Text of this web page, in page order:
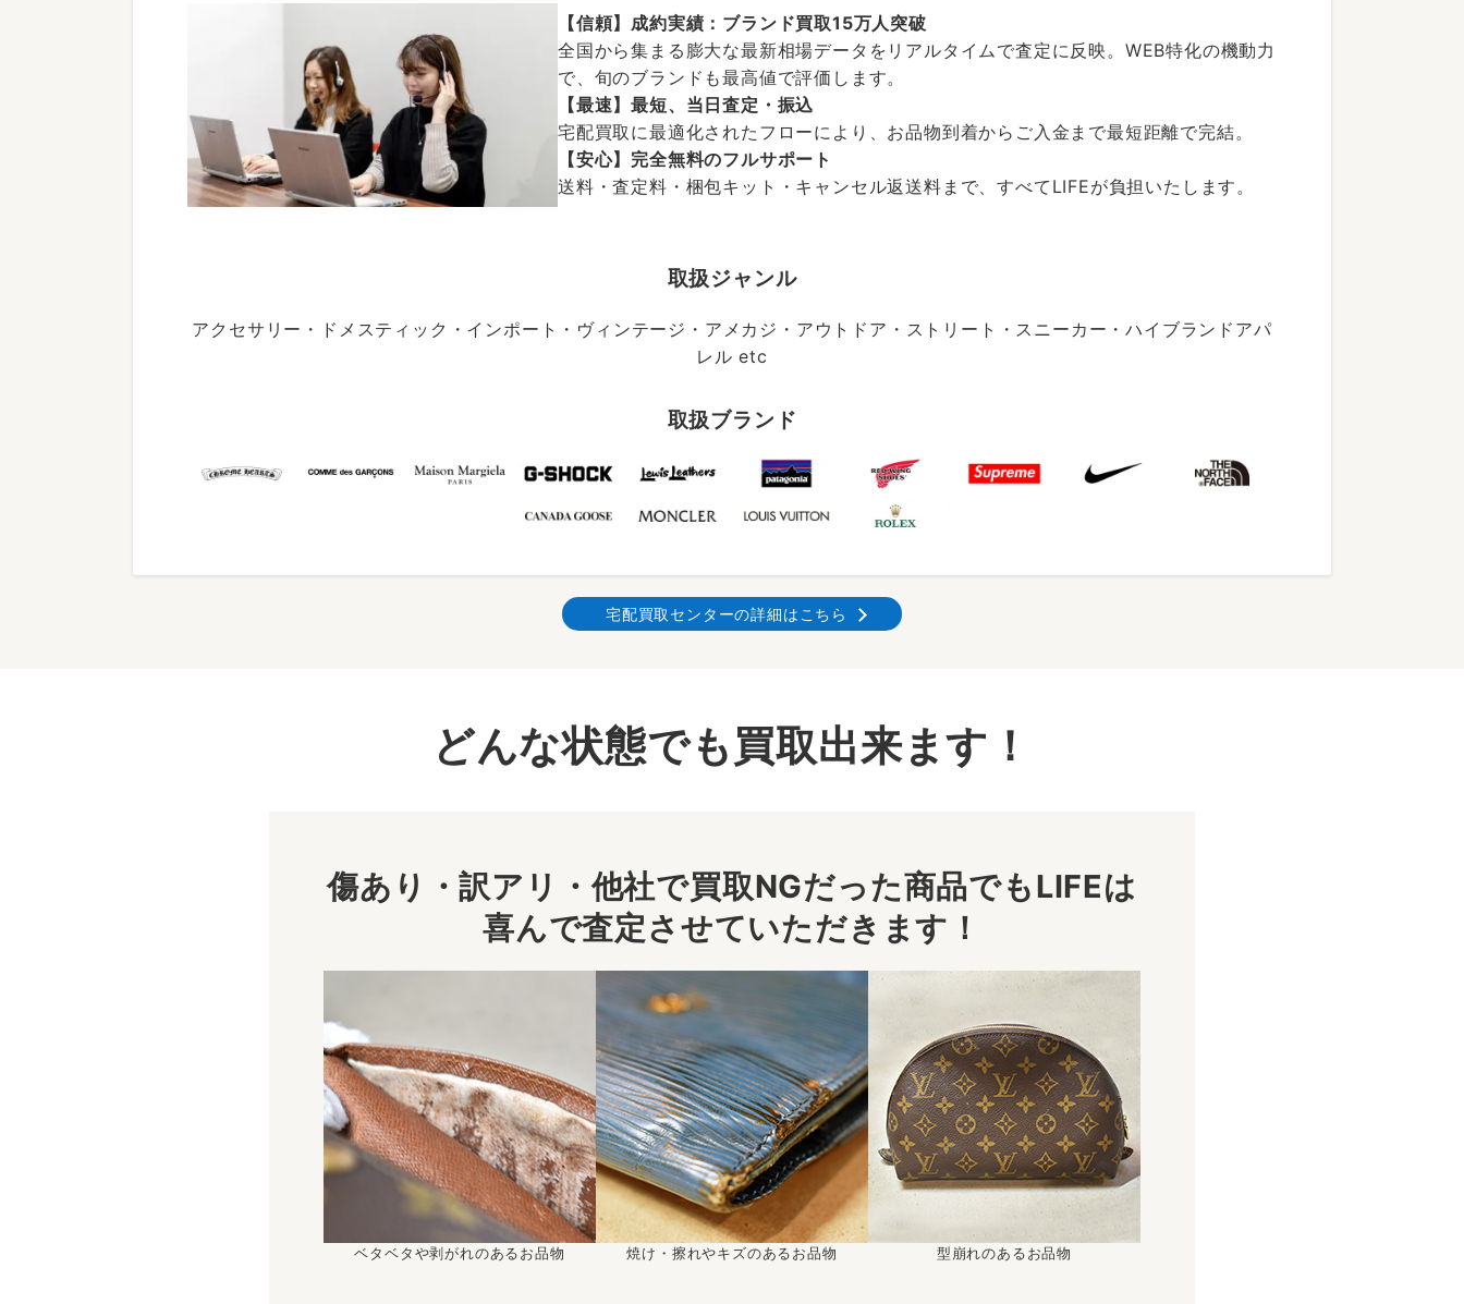
【信頼】成約実績：ブランド買取15万人突破
全国から集まる膨大な最新相場データをリアルタイムで査定に反映。WEB特化の機動力
で、旬のブランドも最高値で評価します。
【最速】最短、当日査定・振込
宅配買取に最適化されたフローにより、お品物到着からご入金まで最短距離で完結。
【安心】完全無料のフルサポート
送料・査定料・梱包キット・キャンセル返送料まで、すべてLIFEが負担いたします。
取扱ジャンル
アクセサリー・ドメスティック・インポート・ヴィンテージ・アメカジ・アウトドア・ストリート・スニーカー・ハイブランドアパ
レル etc
取扱ブランド
宅配買取センターの詳細はこちら
どんな状態でも買取出来ます！
傷あり・訳アリ・他社で買取NGだった商品でもLIFEは
喜んで査定させていただきます！
ベタベタや剥がれのあるお品物 焼け・擦れやキズのあるお品物 型崩れのあるお品物